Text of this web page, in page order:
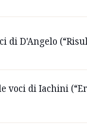
di D'Angelo
voci di Iachini